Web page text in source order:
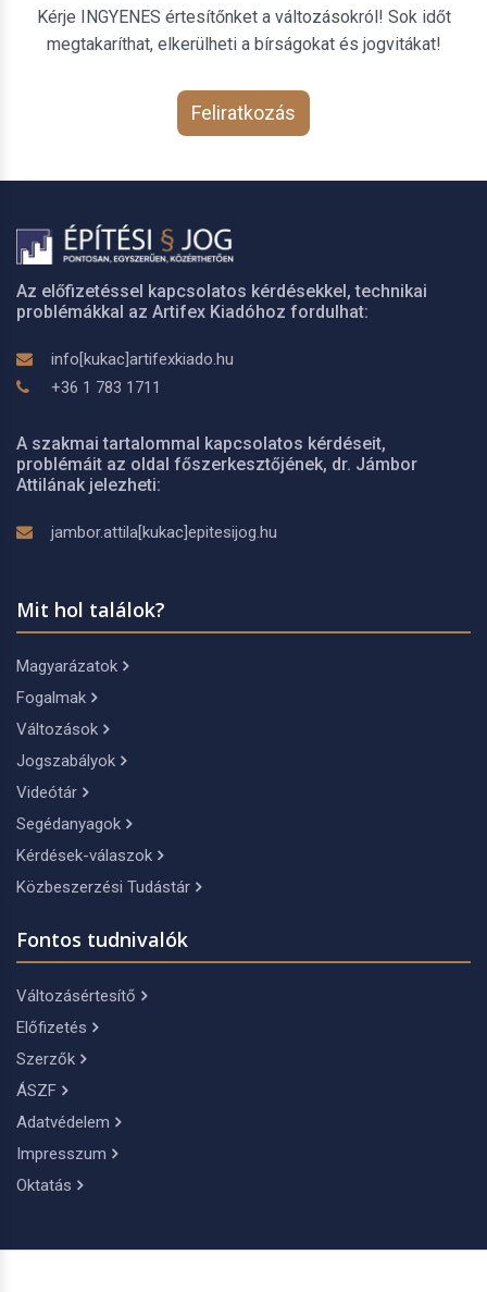
Kérje INGYENES értesítőnket a változásokról! Sok időt
megtakaríthat, elkerülheti a bírságokat és jogvitákat!
Feliratkozás
Az előfizetéssel kapcsolatos kérdésekkel, technikai
problémákkal az Artifex Kiadóhoz fordulhat:
info[kukac]artifexkiado.hu
+36 1 783 1711
A szakmai tartalommal kapcsolatos kérdéseit,
problémáit az oldal főszerkesztőjének, dr. Jámbor
Attilának jelezheti:
jambor.attila[kukac]epitesijog.hu
Mit hol találok?
Magyarázatok
Fogalmak
Változások
Jogszabályok
Videótár
Segédanyagok
Kérdések-válaszok
Közbeszerzési Tudástár
Fontos tudnivalók
Változásértesítő
Előfizetés
Szerzők
ÁSZF
Adatvédelem
Impresszum
Oktatás